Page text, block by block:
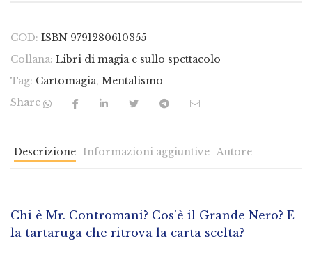
COD: ISBN 9791280610355
Collana: Libri di magia e sullo spettacolo
Tag: Cartomagia, Mentalismo
Share
Descrizione Informazioni aggiuntive Autore
Chi è Mr. Contromani? Cos’è il Grande Nero? E
la tartaruga che ritrova la carta scelta?